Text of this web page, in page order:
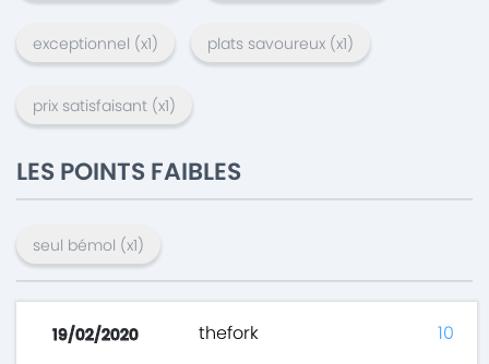
exceptionnel (x1) plats savoureux (x1)
prix satisfaisant (x1)
LES POINTS FAIBLES
seul bémol (x1)
19/02/2020 thefork 10